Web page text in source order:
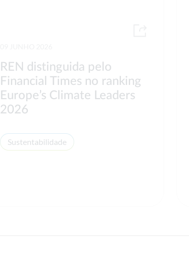
REN distinguida pelo
Financial Times no ranking
Europe’s Climate Leaders
2026
Sustentabilidade